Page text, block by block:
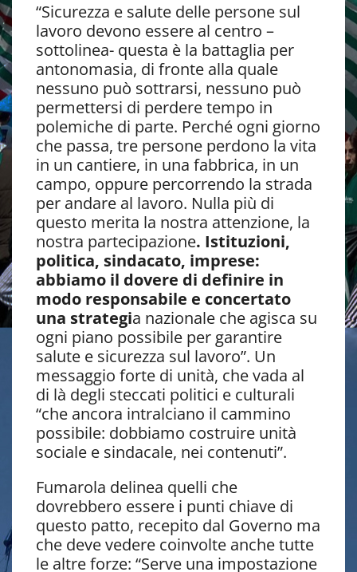
“Sicurezza e salute delle persone sul
lavoro devono essere al centro –
sottolinea- questa è la battaglia per
antonomasia, di fronte alla quale
nessuno può sottrarsi, nessuno può
permettersi di perdere tempo in
polemiche di parte. Perché ogni giorno
che passa, tre persone perdono la vita
in un cantiere, in una fabbrica, in un
campo, oppure percorrendo la strada
per andare al lavoro. Nulla più di
questo merita la nostra attenzione, la
nostra partecipazione. Istituzioni,
politica, sindacato, imprese:
abbiamo il dovere di definire in
modo responsabile e concertato
una strategia nazionale che agisca su
ogni piano possibile per garantire
salute e sicurezza sul lavoro”. Un
messaggio forte di unità, che vada al
di là degli steccati politici e culturali
“che ancora intralciano il cammino
possibile: dobbiamo costruire unità
sociale e sindacale, nei contenuti”.
Fumarola delinea quelli che
dovrebbero essere i punti chiave di
questo patto, recepito dal Governo ma
che deve vedere coinvolte anche tutte
le altre forze: “Serve una impostazione